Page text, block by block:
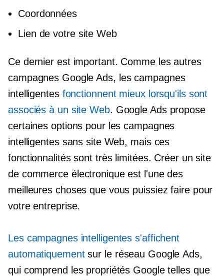
Coordonnées
Lien de votre site Web
Ce dernier est important. Comme les autres
campagnes Google Ads, les campagnes
intelligentes fonctionnent mieux lorsqu'ils sont
associés à un site Web. Google Ads propose
certaines options pour les campagnes
intelligentes sans site Web, mais ces
fonctionnalités sont très limitées. Créer un site
de commerce électronique est l'une des
meilleures choses que vous puissiez faire pour
votre entreprise.
Les campagnes intelligentes s'affichent
automatiquementsur le réseau Google Ads,
qui comprend les propriétés Google telles que